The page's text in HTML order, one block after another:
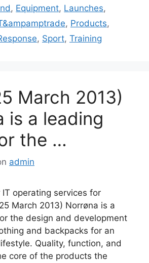
, Equipment, Launches,
, Products,
, Sport, Training
March 2013)
is a leading
the …
admin
IT operating services for
March 2013) Norrøna is a
the design and development
and backpacks for an
Quality, function, and
core of the products the